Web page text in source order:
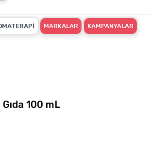
MARKALAR KAMPANYALAR
100 mL